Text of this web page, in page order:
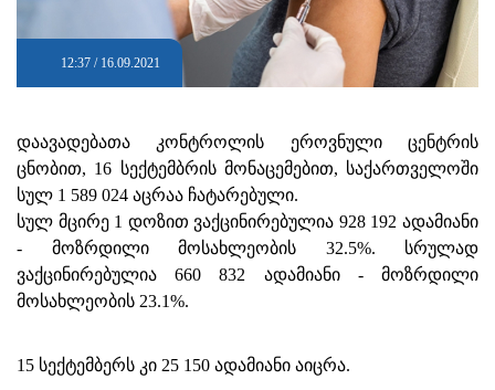
12:37 / 16.09.2021
დაავადებათა კონტროლის ეროვნული ცენტრის
ცნობით, 16 სექტემბრის მონაცემებით, საქართველოში
სულ 1 589 024 აცრაა ჩატარებული.
სულ მცირე 1 დოზით ვაქცინირებულია 928 192 ადამიანი
- მოზრდილი მოსახლეობის 32.5%. სრულად
ვაქცინირებულია 660 832 ადამიანი - მოზრდილი
მოსახლეობის 23.1%.
15 სექტემბერს კი 25 150 ადამიანი აიცრა.